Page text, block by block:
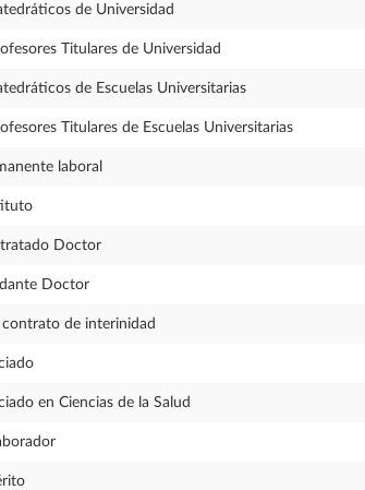
de Universidad
Titulares de Universidad
de Escuelas Universitarias
Titulares de Escuelas Universitarias
laboral
Doctor
Doctor
de interinidad
en Ciencias de la Salud